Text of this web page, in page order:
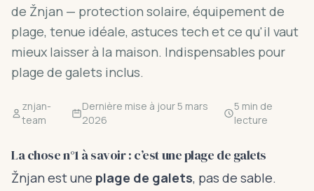
de Žnjan — protection solaire, équipement de
plage, tenue idéale, astuces tech et ce qu'il vaut
mieux laisser à la maison. Indispensables pour
plage de galets inclus.
znjan-
team
Dernière mise à jour 5 mars
2026
5 min de
lecture
La chose n°1 à savoir : c’est une plage de galets
Žnjan est une plage de galets, pas de sable.